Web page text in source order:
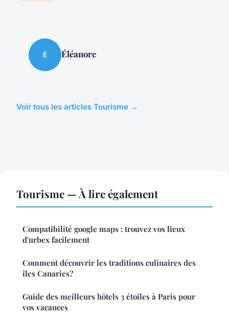
É Éléanore
Voir tous les articles Tourisme →
Tourisme — À lire également
Compatibilité google maps : trouvez vos lieux
d'urbex facilement
Comment découvrir les traditions culinaires des
îles Canaries?
Guide des meilleurs hôtels 3 étoiles à Paris pour
vos vacances